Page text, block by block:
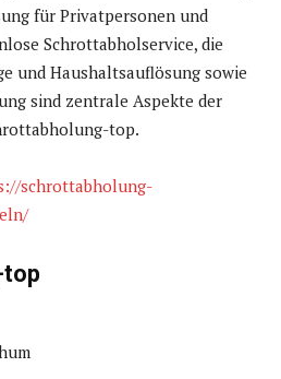
für Privatpersonen und
Schrottabholservice, die
und Haushaltsauflösung sowie
sind zentrale Aspekte der
top.
schrottabholung-